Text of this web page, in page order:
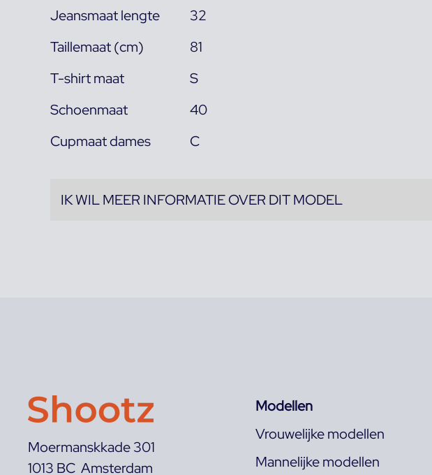
Jeansmaat lengte
32
Taillemaat (cm)
81
T-shirt maat
S
Schoenmaat
40
Cupmaat dames
C
IK WIL MEER INFORMATIE OVER DIT MODEL
Moermanskkade 301
1013 BC Amsterdam
Modellen
Vrouwelijke modellen
Mannelijke modellen